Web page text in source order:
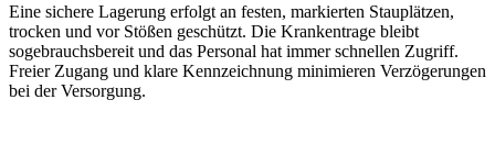
Eine sichere Lagerung erfolgt an festen, markierten Stauplätzen,
trocken und vor Stößen geschützt. Die Krankentrage bleibt
sogebrauchsbereit und das Personal hat immer schnellen Zugriff.
Freier Zugang und klare Kennzeichnung minimieren Verzögerungen
bei der Versorgung.